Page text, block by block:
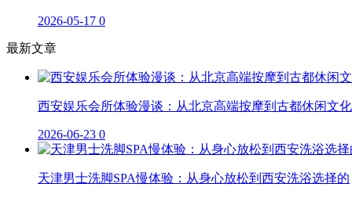
2026-05-17 0
最新文章
西安娱乐会所体验漫谈：从北京高端按摩到古都休闲文化
2026-06-23 0
天津男士洗脚SPA慢体验：从身心放松到西安洗浴选择的